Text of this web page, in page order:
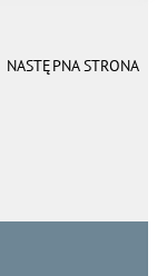
NASTĘPNA STRONA